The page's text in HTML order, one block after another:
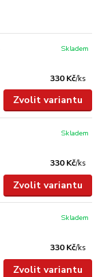
330 Kč/ks
Skladem
Zvolit variantu
330 Kč/ks
Skladem
Zvolit variantu
330 Kč/ks
Skladem
Zvolit variantu